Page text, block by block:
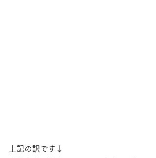
上記の訳です↓